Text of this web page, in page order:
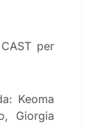
per
Keoma
Giorgia